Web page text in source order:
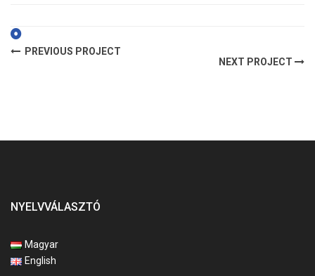
PREVIOUS PROJECT
NEXT PROJECT
NYELVVÁLASZTÓ
Magyar
English